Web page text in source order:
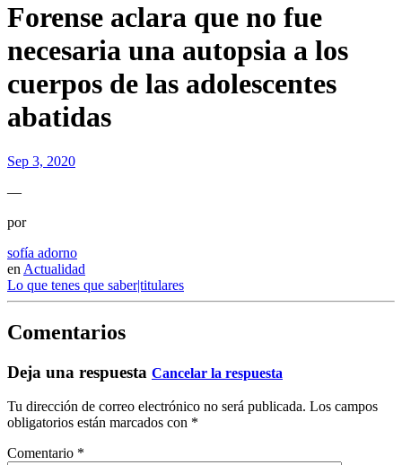
Forense aclara que no fue
necesaria una autopsia a los
cuerpos de las adolescentes
abatidas
Sep 3, 2020
—
por
sofía adorno
en Actualidad
Lo que tenes que saber|titulares
Comentarios
Deja una respuesta Cancelar la respuesta
Tu dirección de correo electrónico no será publicada. Los campos
obligatorios están marcados con *
Comentario *